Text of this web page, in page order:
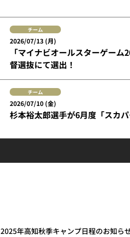
チーム
2026/07/13 (月)
「マイナビオールスターゲー
督選抜にて選出！
チーム
2026/07/10 (金)
杉本裕太郎選手が6月度「スカ
2025年高知秋季キャンプ日程のお知ら